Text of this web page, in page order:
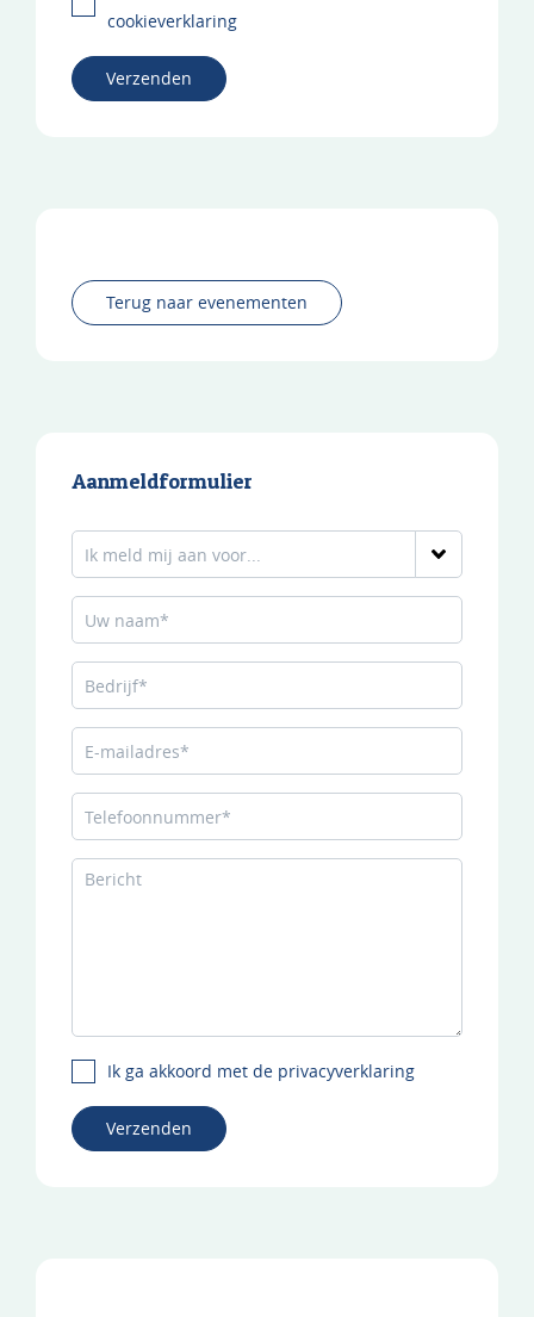
cookieverklaring
Verzenden
Terug naar evenementen
Aanmeldformulier
Ik ga akkoord met de privacyverklaring
Verzenden